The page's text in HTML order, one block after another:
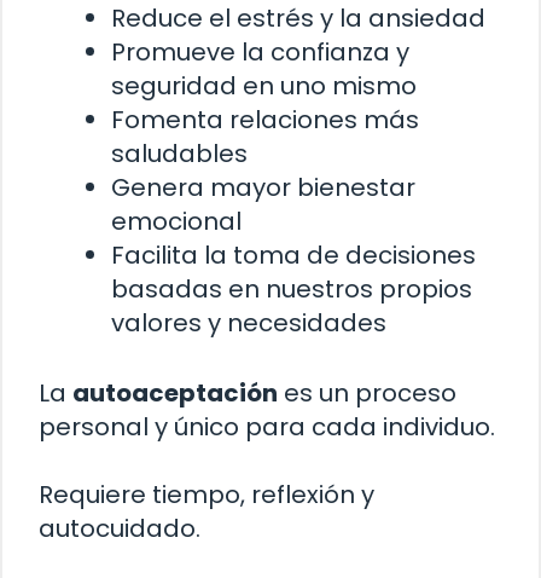
Reduce el estrés y la ansiedad
Promueve la confianza y
seguridad en uno mismo
Fomenta relaciones más
saludables
Genera mayor bienestar
emocional
Facilita la toma de decisiones
basadas en nuestros propios
valores y necesidades
La autoaceptación es un proceso
personal y único para cada individuo.
Requiere tiempo, reflexión y
autocuidado.